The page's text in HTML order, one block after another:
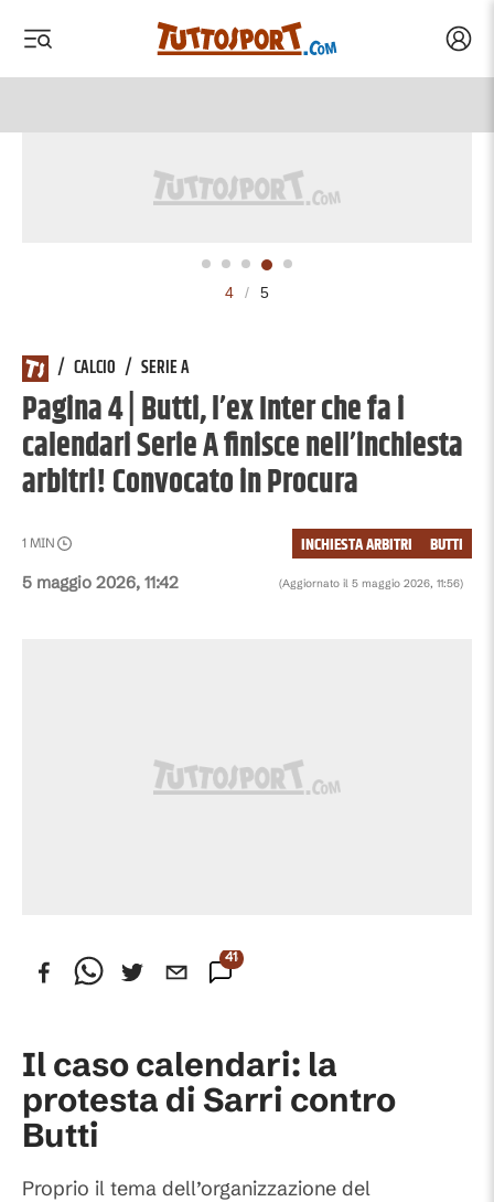
4 / 5
/ CALCIO / SERIE A
Pagina 4 | Butti, l’ex Inter che fa i
calendari Serie A finisce nell’inchiesta
arbitri! Convocato in Procura
5 maggio 2026, 11:42 (Aggiornato il 5 maggio 2026, 11:56)
1 MIN BUTTI
INCHIESTA ARBITRI
418
Il caso calendari: la
protesta di Sarri contro
Butti
Proprio il tema dell’organizzazione del